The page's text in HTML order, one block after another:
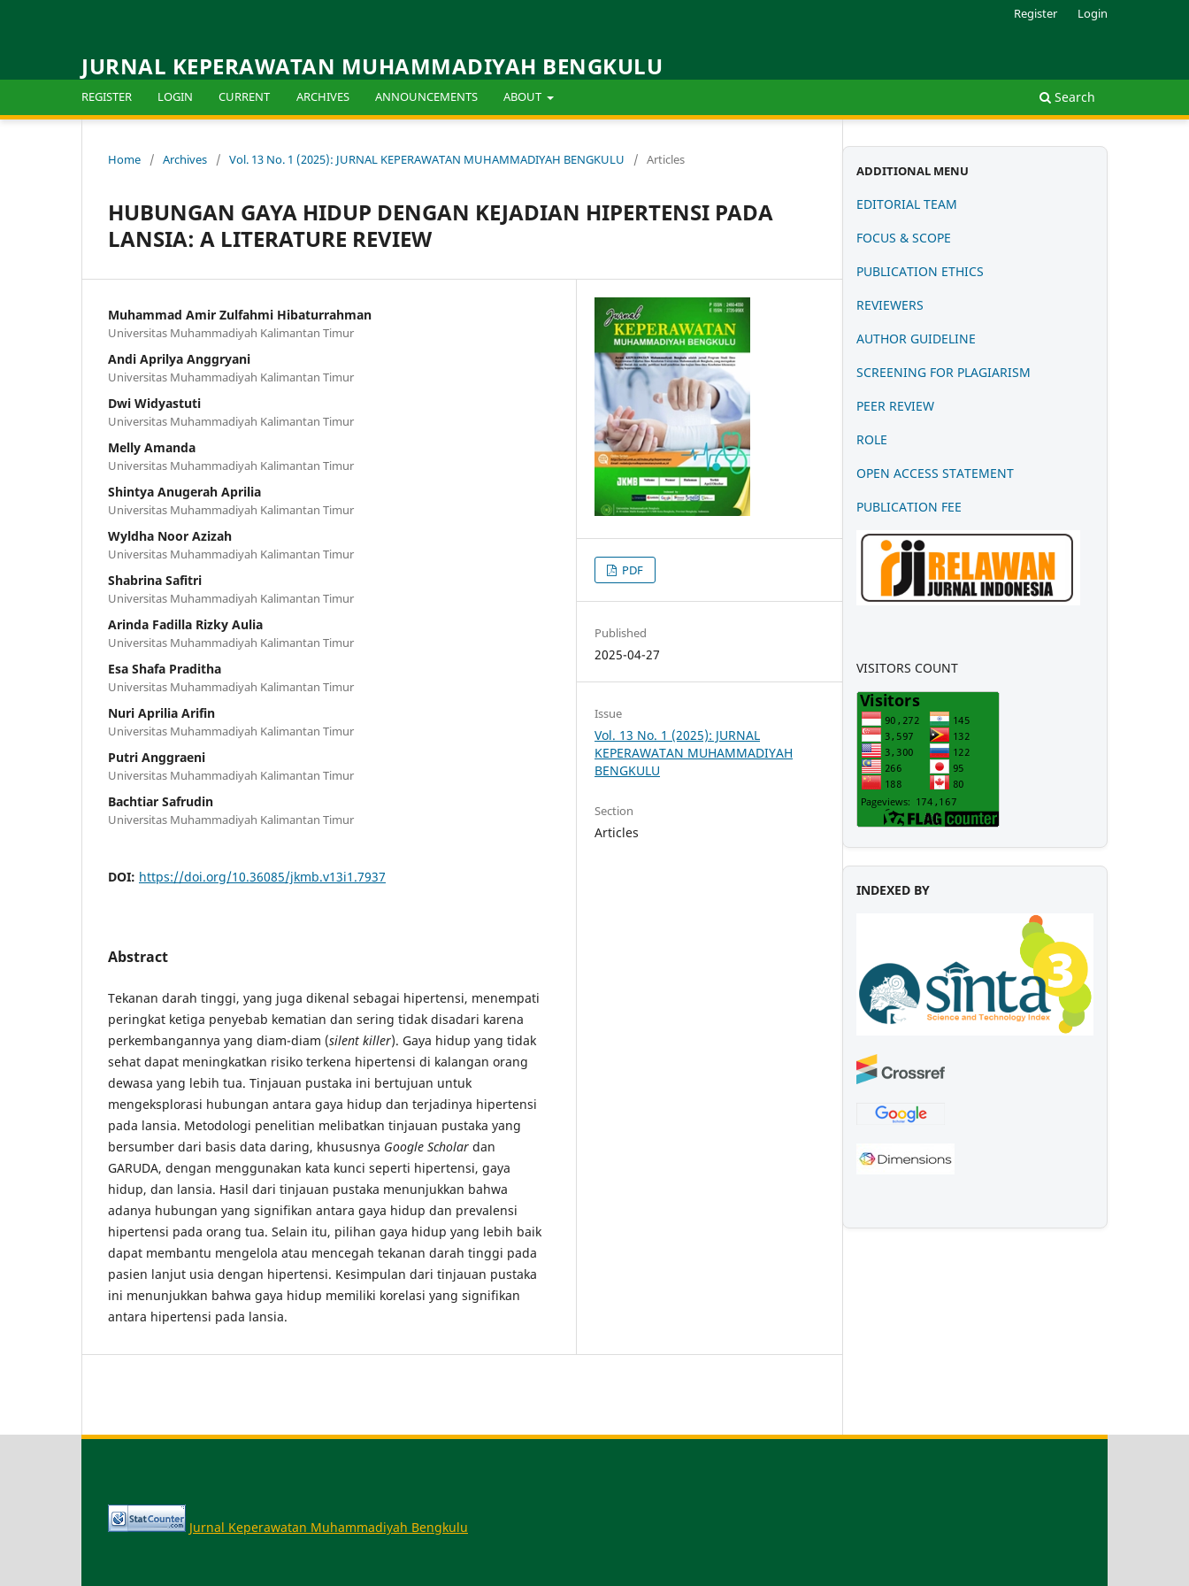
JURNAL KEPERAWATAN MUHAMMADIYAH BENGKULU
REGISTER LOGIN CURRENT ARCHIVES ANNOUNCEMENTS ABOUT Search
Register Login
Home / Archives / Vol. 13 No. 1 (2025): JURNAL KEPERAWATAN MUHAMMADIYAH BENGKULU / Articles
HUBUNGAN GAYA HIDUP DENGAN KEJADIAN HIPERTENSI PADA
LANSIA: A LITERATURE REVIEW
Muhammad Amir Zulfahmi Hibaturrahman
Universitas Muhammadiyah Kalimantan Timur
Andi Aprilya Anggryani
Universitas Muhammadiyah Kalimantan Timur
Dwi Widyastuti
Universitas Muhammadiyah Kalimantan Timur
Melly Amanda
Universitas Muhammadiyah Kalimantan Timur
Shintya Anugerah Aprilia
Universitas Muhammadiyah Kalimantan Timur
Wyldha Noor Azizah
Universitas Muhammadiyah Kalimantan Timur
Shabrina Safitri
Universitas Muhammadiyah Kalimantan Timur
Arinda Fadilla Rizky Aulia
Universitas Muhammadiyah Kalimantan Timur
Esa Shafa Praditha
Universitas Muhammadiyah Kalimantan Timur
Nuri Aprilia Arifin
Universitas Muhammadiyah Kalimantan Timur
Putri Anggraeni
Universitas Muhammadiyah Kalimantan Timur
Bachtiar Safrudin
Universitas Muhammadiyah Kalimantan Timur
DOI: https://doi.org/10.36085/jkmb.v13i1.7937
Abstract
Tekanan darah tinggi, yang juga dikenal sebagai hipertensi, menempati
peringkat ketiga penyebab kematian dan sering tidak disadari karena
perkembangannya yang diam-diam (silent killer). Gaya hidup yang tidak
sehat dapat meningkatkan risiko terkena hipertensi di kalangan orang
dewasa yang lebih tua. Tinjauan pustaka ini bertujuan untuk
mengeksplorasi hubungan antara gaya hidup dan terjadinya hipertensi
pada lansia. Metodologi penelitian melibatkan tinjauan pustaka yang
bersumber dari basis data daring, khususnya Google Scholar dan
GARUDA, dengan menggunakan kata kunci seperti hipertensi, gaya
hidup, dan lansia. Hasil dari tinjauan pustaka menunjukkan bahwa
adanya hubungan yang signifikan antara gaya hidup dan prevalensi
hipertensi pada orang tua. Selain itu, pilihan gaya hidup yang lebih baik
dapat membantu mengelola atau mencegah tekanan darah tinggi pada
pasien lanjut usia dengan hipertensi. Kesimpulan dari tinjauan pustaka
ini menunjukkan bahwa gaya hidup memiliki korelasi yang signifikan
antara hipertensi pada lansia.
PDF
Published
2025-04-27
Issue
Vol. 13 No. 1 (2025): JURNAL
KEPERAWATAN MUHAMMADIYAH
BENGKULU
Section
Articles
ADDITIONAL MENU
EDITORIAL TEAM
FOCUS & SCOPE
PUBLICATION ETHICS
REVIEWERS
AUTHOR GUIDELINE
SCREENING FOR PLAGIARISM
PEER REVIEW
ROLE
OPEN ACCESS STATEMENT
PUBLICATION FEE
VISITORS COUNT
INDEXED BY
Jurnal Keperawatan Muhammadiyah Bengkulu